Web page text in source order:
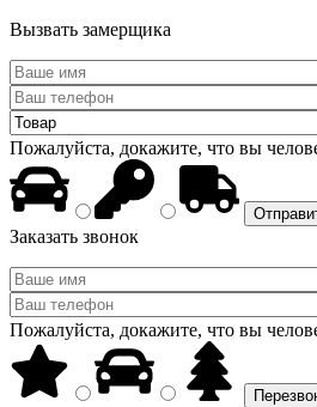
Вызвать замерщика
Пожалуйста, докажите, что вы
Заказать звонок
Пожалуйста, докажите, что вы